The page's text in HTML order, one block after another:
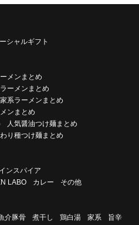
シャルギフト
メンまとめ
ーメンまとめ
系ラーメンまとめ
ンまとめ
人気醤油つけ麺まとめ
り種つけ麺まとめ
ンスパイア
LABO カレー その他
介豚骨 煮干し 鶏白湯 家系
旨辛